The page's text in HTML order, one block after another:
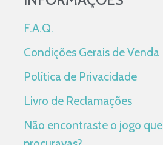
F.A.Q.
Condições Gerais de Venda
Política de Privacidade
Livro de Reclamações
Não encontraste o jogo que